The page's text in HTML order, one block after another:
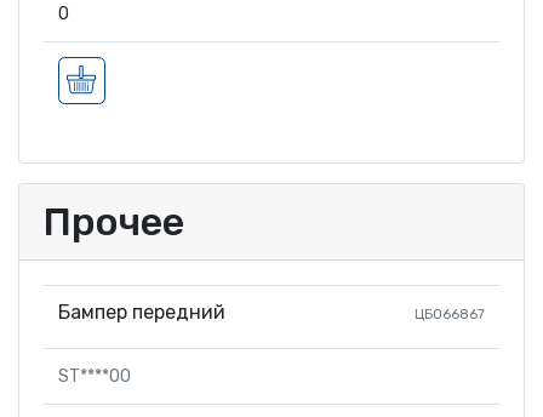
0
Прочее
Бампер передний ЦБ066867
ST****00